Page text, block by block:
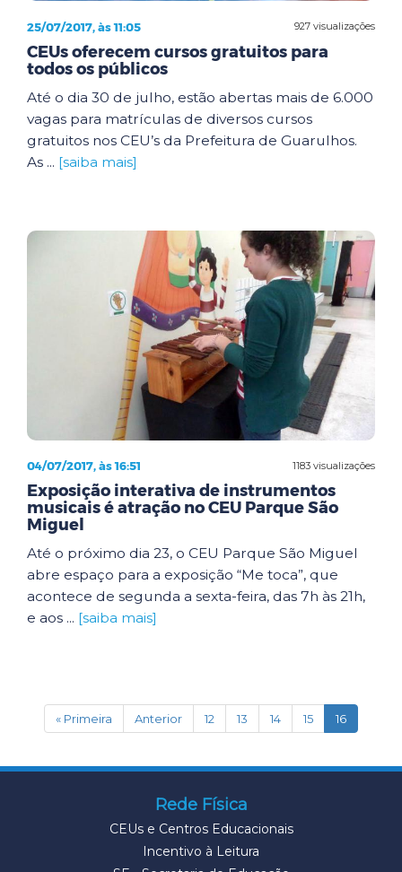
927 visualizações
25/07/2017, às 11:05
CEUs oferecem cursos gratuitos para
todos os públicos
Até o dia 30 de julho, estão abertas mais de 6.000
vagas para matrículas de diversos cursos
gratuitos nos CEU’s da Prefeitura de Guarulhos.
As ... [saiba mais]
1183 visualizações
04/07/2017, às 16:51
Exposição interativa de instrumentos
musicais é atração no CEU Parque São
Miguel
Até o próximo dia 23, o CEU Parque São Miguel
abre espaço para a exposição “Me toca”, que
acontece de segunda a sexta-feira, das 7h às 21h,
e aos ... [saiba mais]
« Primeira Anterior 12 13 14 15 16(current)
Rede Física
CEUs e Centros Educacionais
Incentivo à Leitura